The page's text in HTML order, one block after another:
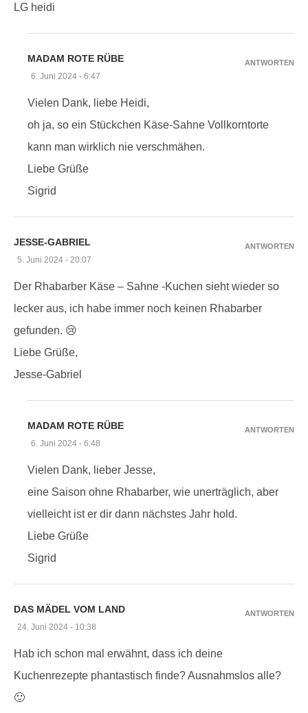
LG heidi
MADAM ROTE RÜBE
6. Juni 2024 - 6:47
Vielen Dank, liebe Heidi,
oh ja, so ein Stückchen Käse-Sahne Vollkorntorte
kann man wirklich nie verschmähen.
Liebe Grüße
Sigrid
ANTWORTEN
JESSE-GABRIEL
5. Juni 2024 - 20:07
Der Rhabarber Käse – Sahne -Kuchen sieht wieder so
lecker aus, ich habe immer noch keinen Rhabarber
gefunden. 😢
Liebe Grüße,
Jesse-Gabriel
ANTWORTEN
MADAM ROTE RÜBE
6. Juni 2024 - 6:48
Vielen Dank, lieber Jesse,
eine Saison ohne Rhabarber, wie unerträglich, aber
vielleicht ist er dir dann nächstes Jahr hold.
Liebe Grüße
Sigrid
ANTWORTEN
DAS MÄDEL VOM LAND
24. Juni 2024 - 10:38
Hab ich schon mal erwähnt, dass ich deine
Kuchenrezepte phantastisch finde? Ausnahmslos alle?
🙂
ANTWORTEN